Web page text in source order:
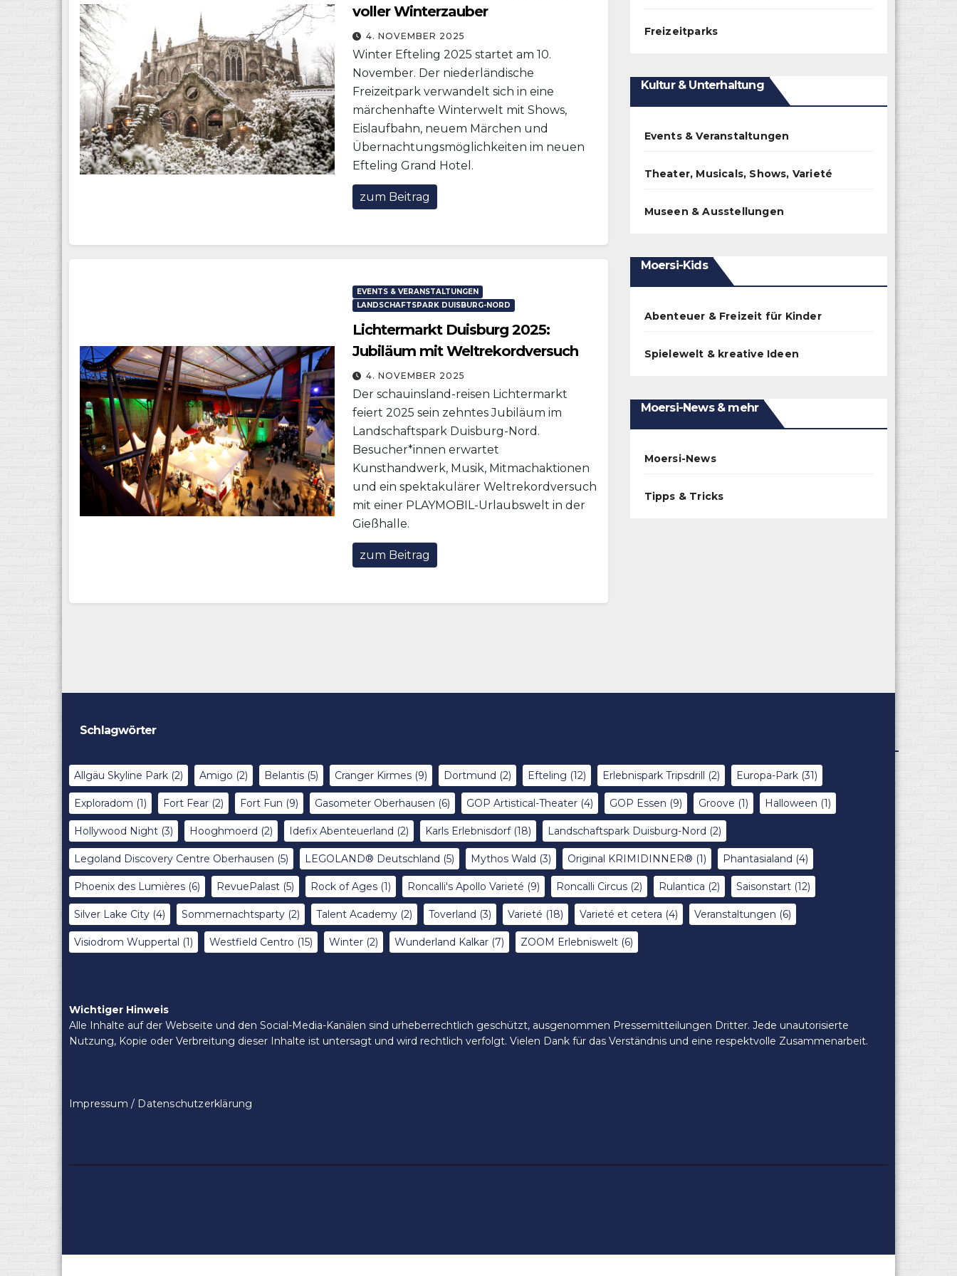
voller Winterzauber
4. NOVEMBER 2025
Winter Efteling 2025 startet am 10.
November. Der niederländische
Freizeitpark verwandelt sich in eine
märchenhafte Winterwelt mit Shows,
Eislaufbahn, neuem Märchen und
Übernachtungsmöglichkeiten im neuen
Efteling Grand Hotel.
zum Beitrag
EVENTS & VERANSTALTUNGEN
LANDSCHAFTSPARK DUISBURG-NORD
Lichtermarkt Duisburg 2025:
Jubiläum mit Weltrekordversuch
4. NOVEMBER 2025
Der schauinsland-reisen Lichtermarkt
feiert 2025 sein zehntes Jubiläum im
Landschaftspark Duisburg-Nord.
Besucher*innen erwartet
Kunsthandwerk, Musik, Mitmachaktionen
und ein spektakulärer Weltrekordversuch
mit einer PLAYMOBIL-Urlaubswelt in der
Gießhalle.
zum Beitrag
Freizeitparks
Kultur & Unterhaltung
Events & Veranstaltungen
Theater, Musicals, Shows, Varieté
Museen & Ausstellungen
Moersi-Kids
Abenteuer & Freizeit für Kinder
Spielewelt & kreative Ideen
Moersi-News & mehr
Moersi-News
Tipps & Tricks
Schlagwörter
Allgäu Skyline Park (2) Amigo (2) Belantis (5) Cranger Kirmes (9) Dortmund (2) Efteling (12) Erlebnispark Tripsdrill (2) Europa-Park (31)
Exploradom (1) Fort Fear (2) Fort Fun (9) Gasometer Oberhausen (6) GOP Artistical-Theater (4) GOP Essen (9) Groove (1) Halloween (1)
Hollywood Night (3) Hooghmoerd (2) Idefix Abenteuerland (2) Karls Erlebnisdorf(18) Landschaftspark Duisburg-Nord (2)
Legoland Discovery Centre Oberhausen (5) LEGOLAND® Deutschland (5) Mythos Wald (3) Original KRIMIDINNER® (1) Phantasialand (4)
Phoenix des Lumières (6) RevuePalast (5) Rock of Ages (1) Roncalli's Apollo Varieté (9) Roncalli Circus (2) Rulantica (2) Saisonstart (12)
Silver Lake City (4) Sommernachtsparty (2) Talent Academy (2) Toverland (3) Varieté (18) Varieté et cetera (4) Veranstaltungen (6)
Visiodrom Wuppertal (1) Westfield Centro (15) Winter (2) Wunderland Kalkar (7) ZOOM Erlebniswelt (6)
Wichtiger Hinweis
Alle Inhalte auf der Webseite und den Social-Media-Kanälen sind urheberrechtlich geschützt, ausgenommen Pressemitteilungen Dritter. Jede unautorisierte
Nutzung, Kopie oder Verbreitung dieser Inhalte ist untersagt und wird rechtlich verfolgt. Vielen Dank für das Verständnis und eine respektvolle Zusammenarbeit.
Impressum / Datenschutzerklärung